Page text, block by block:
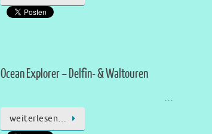
Ocean Explorer – Delfin- & Waltouren
…
weiterlesen…